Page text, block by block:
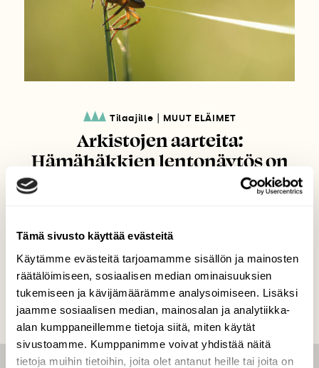
Tämä sivusto käyttää evästeitä
Käytämme evästeitä tarjoamamme sisällön ja mainosten
räätälöimiseen, sosiaalisen median ominaisuuksien
tukemiseen ja kävijämäärämme analysoimiseen. Lisäksi
jaamme sosiaalisen median, mainosalan ja analytiikka-
alan kumppaneillemme tietoja siitä, miten käytät
sivustoamme. Kumppanimme voivat yhdistää näitä
tietoja muihin tietoihin, joita olet antanut heille tai joita on
Tilaajille MUUT ELÄIMET
Arkistojen aarteita:
Hämähäkkien lentonäytös on